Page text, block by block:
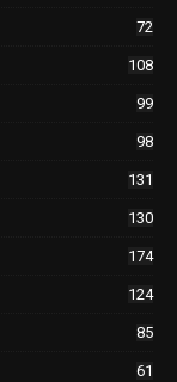
72
108
99
98
131
130
174
124
85
61